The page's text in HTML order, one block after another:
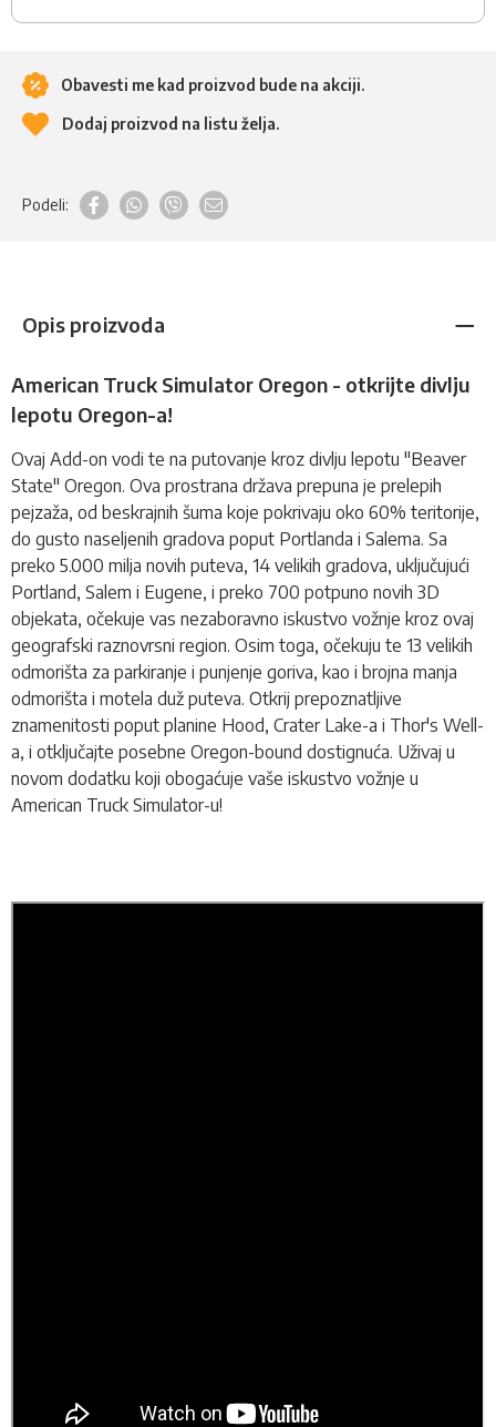
Obavesti me kad proizvod bude na akciji.
Dodaj proizvod na listu želja.
Podeli:
Opis proizvoda
American Truck Simulator Oregon - otkrijte divlju
lepotu Oregon-a!
Ovaj Add-on vodi te na putovanje kroz divlju lepotu "Beaver
State" Oregon. Ova prostrana država prepuna je prelepih
pejzaža, od beskrajnih šuma koje pokrivaju oko 60% teritorije,
do gusto naseljenih gradova poput Portlanda i Salema. Sa
preko 5.000 milja novih puteva, 14 velikih gradova, uključujući
Portland, Salem i Eugene, i preko 700 potpuno novih 3D
objekata, očekuje vas nezaboravno iskustvo vožnje kroz ovaj
geografski raznovrsni region. Osim toga, očekuju te 13 velikih
odmorišta za parkiranje i punjenje goriva, kao i brojna manja
odmorišta i motela duž puteva. Otkrij prepoznatljive
znamenitosti poput planine Hood, Crater Lake-a i Thor's Well-
a, i otključajte posebne Oregon-bound dostignuća. Uživaj u
novom dodatku koji obogaćuje vaše iskustvo vožnje u
American Truck Simulator-u!